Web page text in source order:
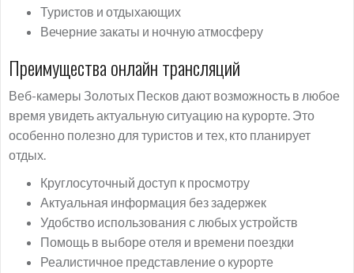
Туристов и отдыхающих
Вечерние закаты и ночную атмосферу
Преимущества онлайн трансляций
Веб-камеры Золотых Песков дают возможность в любое
время увидеть актуальную ситуацию на курорте. Это
особенно полезно для туристов и тех, кто планирует
отдых.
Круглосуточный доступ к просмотру
Актуальная информация без задержек
Удобство использования с любых устройств
Помощь в выборе отеля и времени поездки
Реалистичное представление о курорте